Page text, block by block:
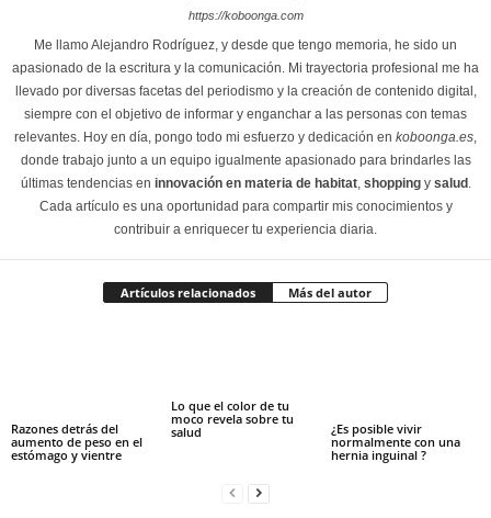
https://koboonga.com
Me llamo Alejandro Rodríguez, y desde que tengo memoria, he sido un
apasionado de la escritura y la comunicación. Mi trayectoria profesional me ha
llevado por diversas facetas del periodismo y la creación de contenido digital,
siempre con el objetivo de informar y enganchar a las personas con temas
relevantes. Hoy en día, pongo todo mi esfuerzo y dedicación en koboonga.es
donde trabajo junto a un equipo igualmente apasionado para brindarles las
últimas tendencias en innovación en materia de habitat, shoppingy salud.
Cada artículo es una oportunidad para compartir mis conocimientos y
contribuir a enriquecer tu experiencia diaria.
Artículos relacionados Más del autor
Razones detrás del
aumento de peso en el
estómago y vientre
Lo que el color de tu
moco revela sobre tu
salud
¿Es posible vivir
normalmente con una
hernia inguinal ?